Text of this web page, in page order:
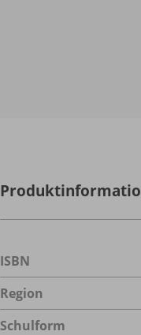
ISBN
Region
Schulform